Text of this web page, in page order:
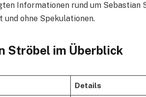
Informationen rund um Sebastian
ohne Spekulationen.
Ströbel im Überblick
Details